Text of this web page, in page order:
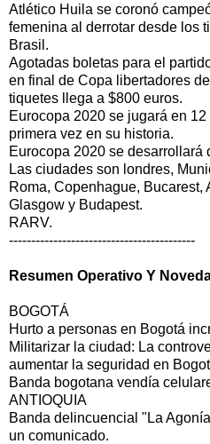
Atlético Huila se coronó
femenina al derrotar desde los
Brasil.
Agotadas boletas para el
en final de Copa libertadores
tiquetes llega a $800 euros.
Eurocopa 2020 se jugará en
primera vez en su historia.
Eurocopa 2020 se
Las ciudades son londres,
Roma, Copenhague, Bucarest,
Glasgow y Budapest.
RARV.
------------------------------------------
Resumen Operativo Y
BOGOTÁ
Hurto a personas en Bogotá
Militarizar la ciudad: La
aumentar la seguridad en
Banda bogotana vendía
ANTIOQUIA
Banda delincuencial "La
un comunicado.